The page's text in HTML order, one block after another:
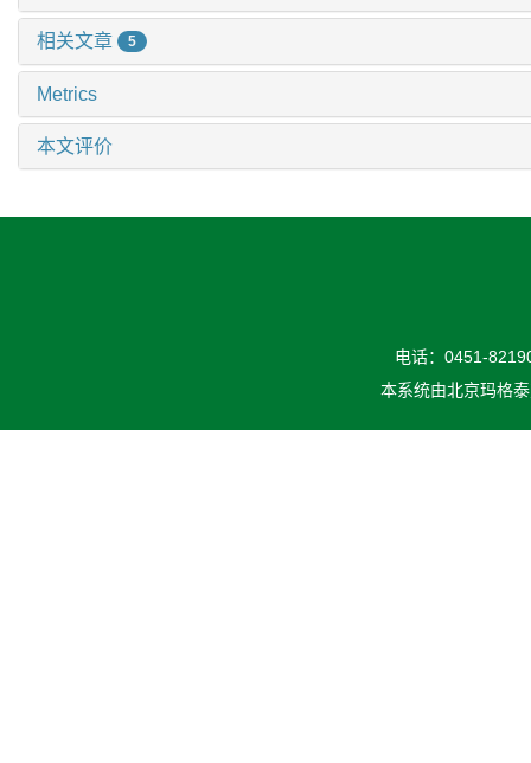
相关文章 5
Metrics
本文评价
电话：0451-
本系统由北京玛格